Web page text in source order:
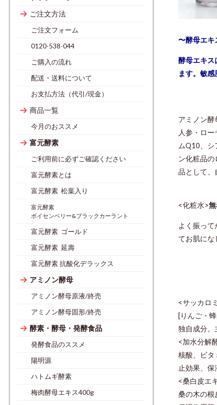
〜酵母エ
酵母エキ
ます。敏
アミノン
人参・ロ
ムQ10、
ン化粧品
品として、
<化粧水>
よく振っ
てお肌にな
<サッカロ
[りんご・
独自成分。
<加水分解
核酸、ビタ
止効果、
<桑白皮エ
桑の木の根
ご注文方法
ご注文フォーム
0120-538-044
ご購入の流れ
配送・送料について
お支払方法（代引/現金）
商品一覧
今月のおススメ
富元酵素
ご利用前に必ずご確認ください
富元酵素とは
富元酵素 松葉入り
富元酵素
ボイセンベリー&ブラックカーラント
富元酵素 ゴールド
富元酵素 延壽
富元酵素 抗酸化デラックス
アミノン酵母
アミノン酵母原液/終売
アミノン酵母固形/終売
酵素・酵母・発酵食品
発酵食品のススメ
陽明源
ハトムギ酵素
梅肉酵母エキス400g